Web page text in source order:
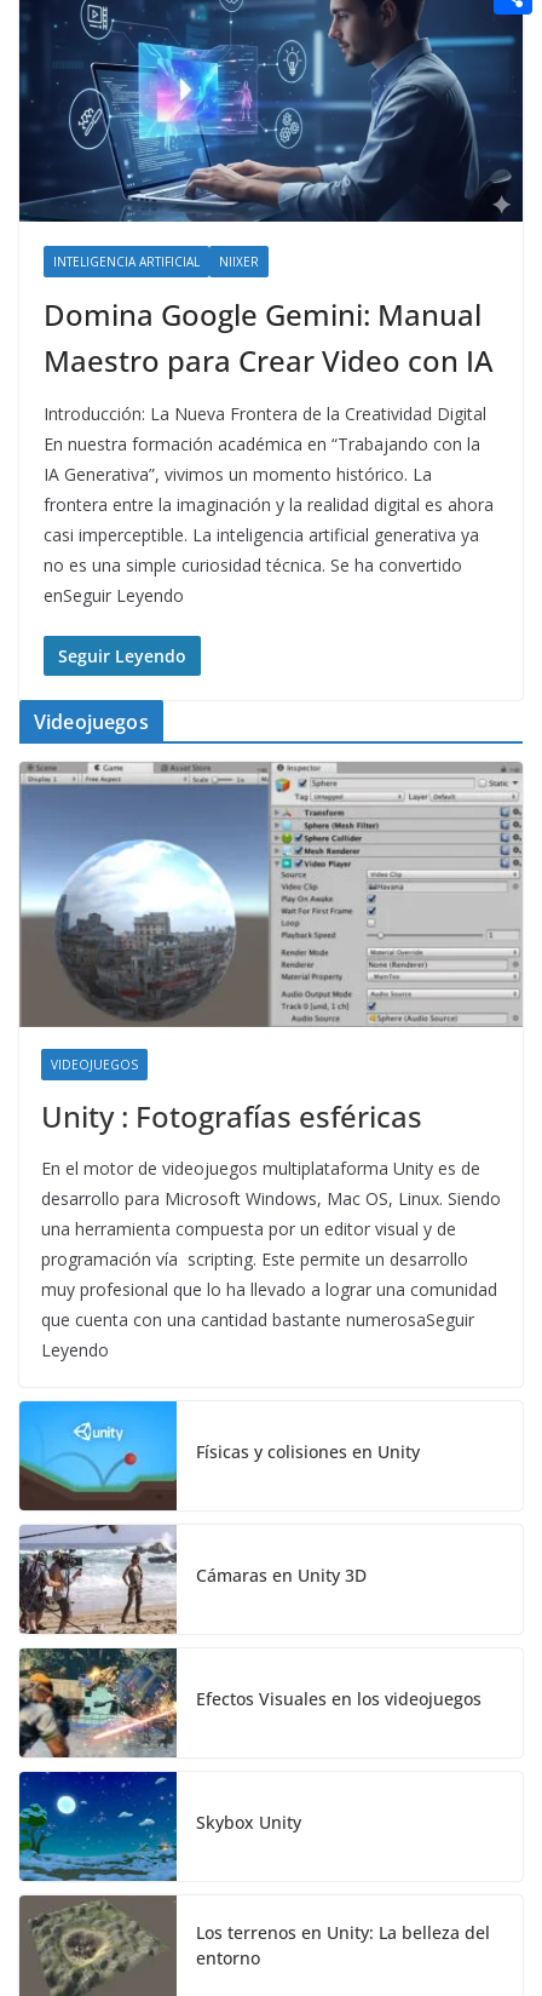
INTELIGENCIA ARTIFICIAL NIIXER
Domina Google Gemini: Manual
Maestro para Crear Video con IA
Introducción: La Nueva Frontera de la Creatividad Digital
En nuestra formación académica en “Trabajando con la
IA Generativa”, vivimos un momento histórico. La
frontera entre la imaginación y la realidad digital es ahora
casi imperceptible. La inteligencia artificial generativa ya
no es una simple curiosidad técnica. Se ha convertido
enSeguir Leyendo
Seguir Leyendo
Videojuegos
VIDEOJUEGOS
Unity : Fotografías esféricas
En el motor de videojuegos multiplataforma Unity es de
desarrollo para Microsoft Windows, Mac OS, Linux. Siendo
una herramienta compuesta por un editor visual y de
programación vía scripting. Este permite un desarrollo
muy profesional que lo ha llevado a lograr una comunidad
que cuenta con una cantidad bastante numerosaSeguir
Leyendo
Físicas y colisiones en Unity
Cámaras en Unity 3D
Efectos Visuales en los videojuegos
Skybox Unity
Los terrenos en Unity: La belleza del
entorno
n
e
e
s
t
a
i
t
C
p
a
r